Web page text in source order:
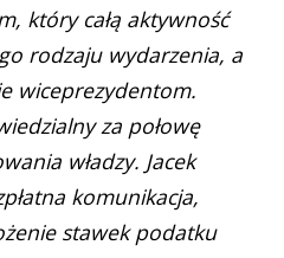
który całą aktywność
rodzaju wydarzenia, a
wiceprezydentom.
za połowę
władzy. Jacek
komunikacja,
stawek podatku